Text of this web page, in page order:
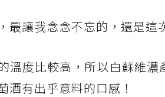
最讓我念念不忘的，還是這
溫度比較高，所以白蘇維
酒有出乎意料的口感！